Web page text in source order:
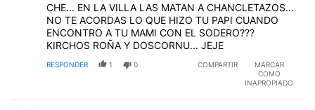
CHE... EN LA VILLA LAS MATAN A CHANCLETAZOS...
NO TE ACORDAS LO QUE HIZO TU PAPI CUANDO
ENCONTRO A TU MAMI CON EL SODERO???
KIRCHOS ROÑA Y DOSCORNU... JEJE
RESPONDER 1 0 COMPARTIR
MARCAR
COMO
INAPROPIADO